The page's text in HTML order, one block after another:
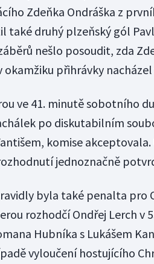
Zdeňka Ondráška z
také druhý plzeňský gól
nešlo posoudit, zda
okamžiku přihrávky
ve 41. minutě sobotního
po diskutabilním
komise
jednoznačně
byla také penalta pro
rozhodčí Ondřej Lerch v
Hubníka s Lukášem
vyloučení hostujícího